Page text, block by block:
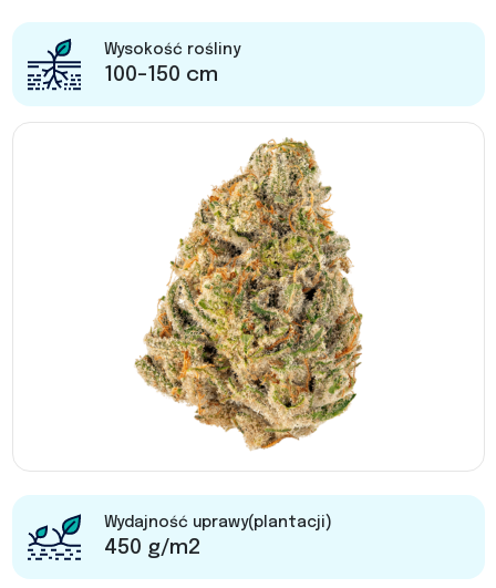
Wysokość rośliny
100-150 cm
Wydajność uprawy(plantacji)
450 g/m2